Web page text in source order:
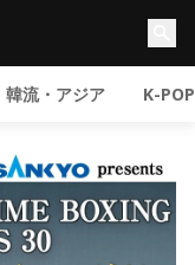
韓流・アジア K-POP